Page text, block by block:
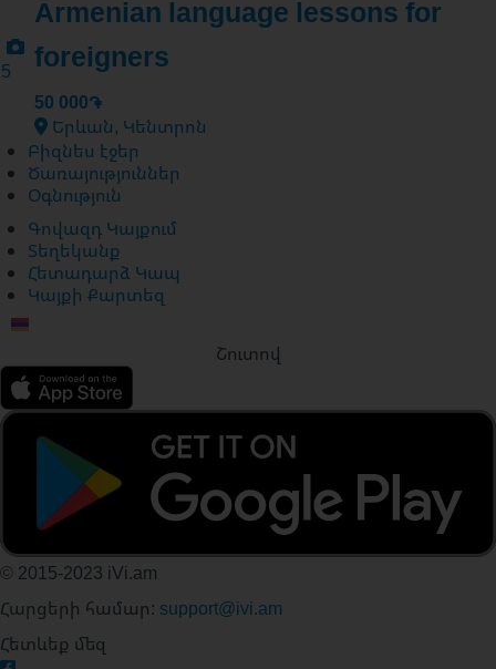
5
Armenian language lessons for
foreigners
50 000֏
Երևան, Կենտրոն
Բիզնես էջեր
Ծառայություններ
Օգնություն
Գովազդ Կայքում
Տեղեկանք
Հետադարձ Կապ
Կայքի Քարտեզ
Շուտով
© 2015-2023 iVi.am
Հարցերի համար: support@ivi.am
Հետևեք մեզ